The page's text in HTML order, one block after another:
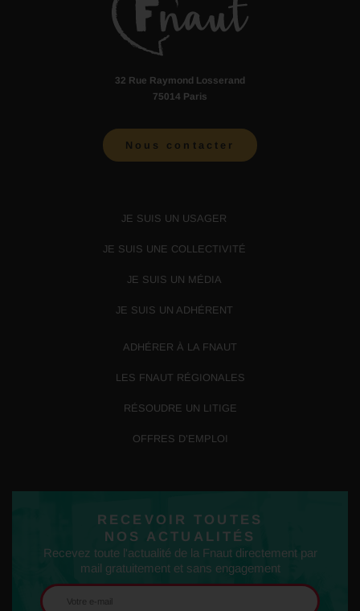
32 Rue Raymond Losserand
75014 Paris
Nous contacter
JE SUIS UN USAGER
JE SUIS UNE COLLECTIVITÉ
JE SUIS UN MÉDIA
JE SUIS UN ADHÉRENT
ADHÉRER À LA FNAUT
LES FNAUT RÉGIONALES
RÉSOUDRE UN LITIGE
OFFRES D’EMPLOI
RECEVOIR TOUTES
NOS ACTUALITÉS
Recevez toute l'actualité de la Fnaut directement par
mail gratuitement et sans engagement